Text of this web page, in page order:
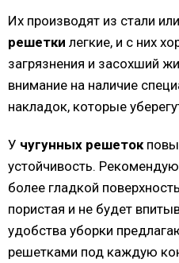
Их производят из стали
решетки легкие, и с них
загрязнения и засохший
внимание на наличие
накладок, которые
У чугунных решеток
устойчивость.
более гладкой
пористая и не будет
удобства уборки
решетками под каждую